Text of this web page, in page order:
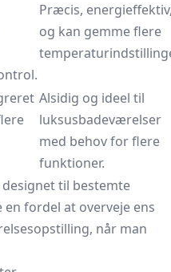
Præcis,
og kan gemme flere
Alsidig og ideel til
luksusbadeværelser
med behov for flere
funktioner.
til bestemte
fordel at overveje ens
når man